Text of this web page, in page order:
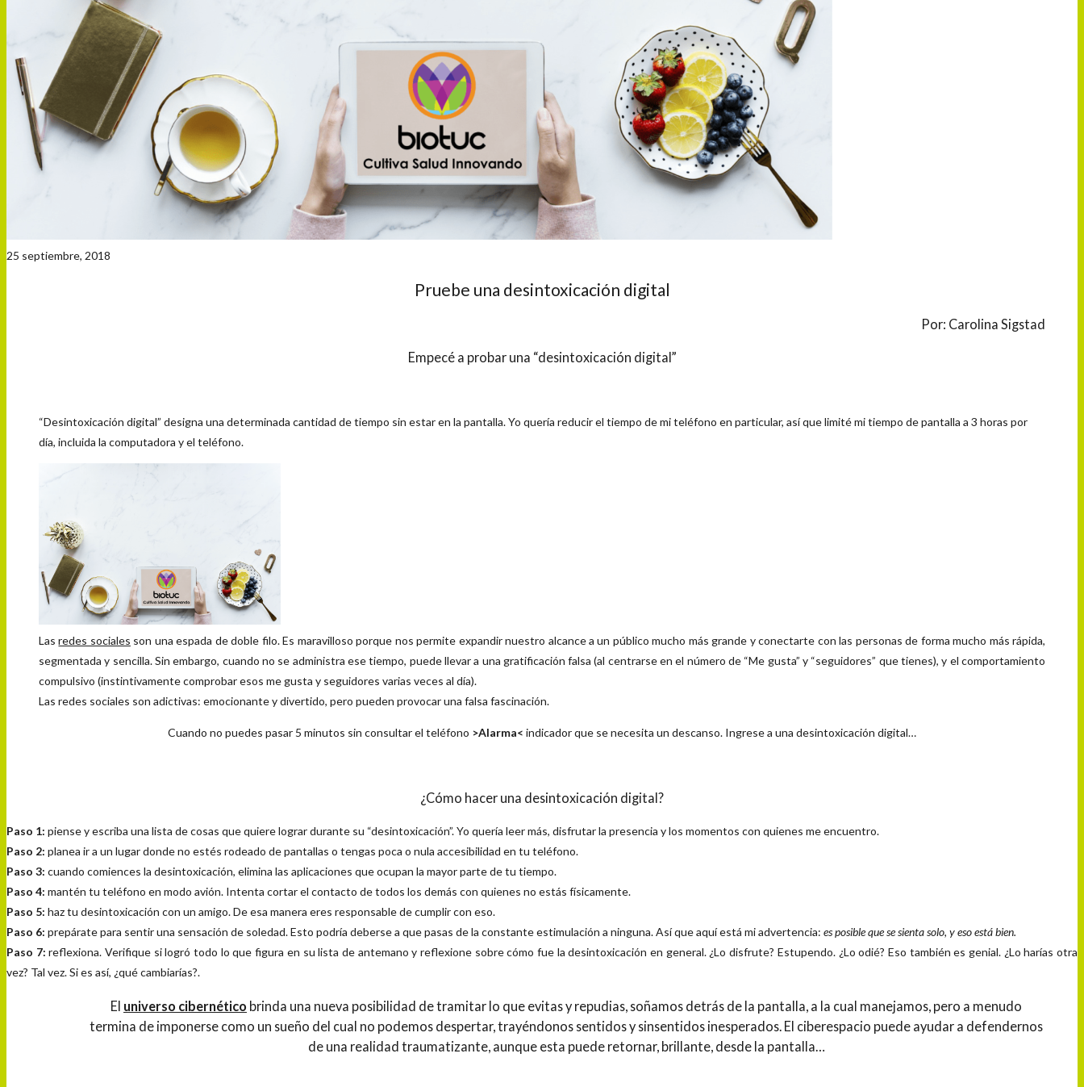
25 septiembre, 2018
Pruebe una desintoxicación digital
Por: Carolina Sigstad
Empecé a probar una “desintoxicación digital”
“Desintoxicación digital” designa una determinada cantidad de tiempo sin estar en la pantalla. Yo quería reducir el tiempo de mi teléfono en particular, así que limité mi tiempo de pantalla a 3 horas por
día, incluida la computadora y el teléfono.
Lasredes sociales son una espada de doble filo. Es maravilloso porque nos permite expandir nuestro alcance a un público mucho más grande y conectarte con las personas de forma mucho más rápida,
segmentada y sencilla. Sin embargo, cuando no se administra ese tiempo, puede llevar a una gratificación falsa (al centrarse en el número de “Me gusta” y “seguidores” que tienes), y el comportamiento
compulsivo (instintivamente comprobar esos me gusta y seguidores varias veces al día).
Las redes sociales son adictivas: emocionante y divertido, pero pueden provocar una falsa fascinación.
Cuando no puedes pasar 5 minutos sin consultar el teléfono >Alarma< indicador que se necesita un descanso. Ingrese a una desintoxicación digital…
¿Cómo hacer una desintoxicación digital?
Paso 1: piense y escriba una lista de cosas que quiere lograr durante su “desintoxicación”. Yo quería leer más, disfrutar la presencia y los momentos con quienes me encuentro.
Paso 2: planea ir a un lugar donde no estés rodeado de pantallas o tengas poca o nula accesibilidad en tu teléfono.
Paso 3: cuando comiences la desintoxicación, elimina las aplicaciones que ocupan la mayor parte de tu tiempo.
Paso 4: mantén tu teléfono en modo avión. Intenta cortar el contacto de todos los demás con quienes no estás físicamente.
Paso 5: haz tu desintoxicación con un amigo. De esa manera eres responsable de cumplir con eso.
Paso 6: prepárate para sentir una sensación de soledad. Esto podría deberse a que pasas de la constante estimulación a ninguna. Así que aquí está mi advertencia: es posible que se sienta solo, yeso está bien.
Paso 7:reflexiona. Verifique si logró todo lo que figura en su lista de antemano y reflexione sobre cómo fue la desintoxicación en general. ¿Lo disfrute? Estupendo. ¿Lo odié? Eso también es genial. ¿Lo harías otra
vez? Tal vez. Si es así, ¿qué cambiarías?.
El universo cibernético brinda una nueva posibilidad de tramitar lo que evitas y repudias, soñamos detrás de la pantalla, a la cual manejamos, pero a menudo
termina de imponerse como un sueño del cual no podemos despertar, trayéndonos sentidos y sinsentidos inesperados. El ciberespacio puede ayudar a defendernos
de una realidad traumatizante, aunque esta puede retornar, brillante, desde la pantalla…